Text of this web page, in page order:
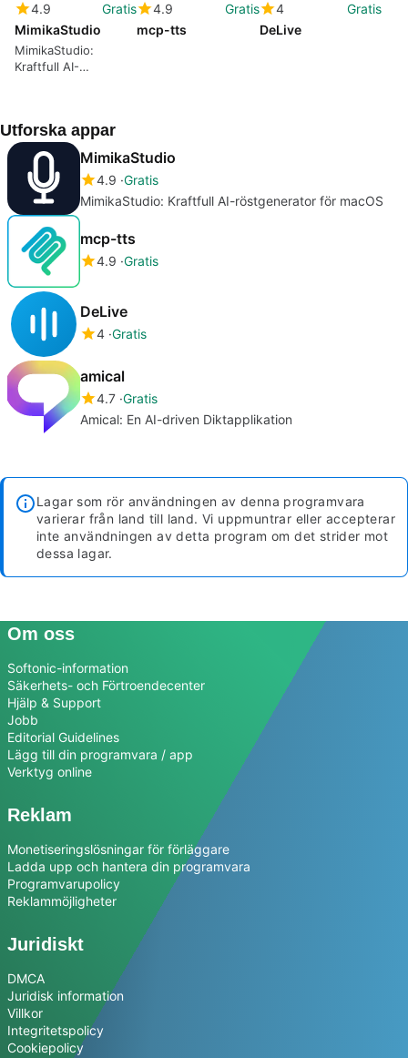
4.9
Gratis
MimikaStudio
MimikaStudio:
Kraftfull AI-
4.9
Gratis
mcp-tts
4
Gratis
DeLive
Utforska appar
MimikaStudio
4.9 Gratis
MimikaStudio: Kraftfull AI-röstgenerator för macOS
mcp-tts
4.9 Gratis
DeLive
4 Gratis
amical
4.7 Gratis
Amical: En AI-driven Diktapplikation
Lagar som rör användningen av denna programvara
varierar från land till land. Vi uppmuntrar eller accepterar
inte användningen av detta program om det strider mot
dessa lagar.
Om oss
Softonic-information
Säkerhets- och Förtroendecenter
Hjälp & Support
Jobb
Editorial Guidelines
Lägg till din programvara / app
Verktyg online
Reklam
Monetiseringslösningar för förläggare
Ladda upp och hantera din programvara
Programvarupolicy
Reklammöjligheter
Juridiskt
DMCA
Juridisk information
Villkor
Integritetspolicy
Cookiepolicy